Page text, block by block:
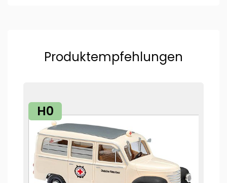
Produktempfehlungen
H0